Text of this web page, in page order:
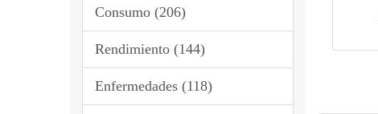
Consumo (206)
Rendimiento (144)
Enfermedades (118)